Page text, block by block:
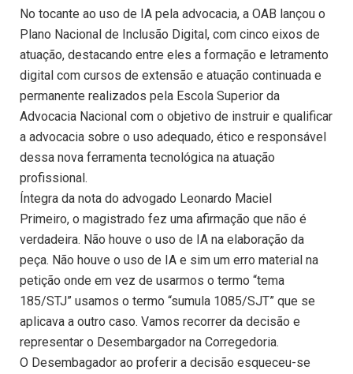
No tocante ao uso de IA pela advocacia, a OAB lançou o
Plano Nacional de Inclusão Digital, com cinco eixos de
atuação, destacando entre eles a formação e letramento
digital com cursos de extensão e atuação continuada e
permanente realizados pela Escola Superior da
Advocacia Nacional com o objetivo de instruir e qualificar
a advocacia sobre o uso adequado, ético e responsável
dessa nova ferramenta tecnológica na atuação
profissional.
Íntegra da nota do advogado Leonardo Maciel
Primeiro, o magistrado fez uma afirmação que não é
verdadeira. Não houve o uso de IA na elaboração da
peça. Não houve o uso de IA e sim um erro material na
petição onde em vez de usarmos o termo “tema
185/STJ” usamos o termo “sumula 1085/SJT” que se
aplicava a outro caso. Vamos recorrer da decisão e
representar o Desembargador na Corregedoria.
O Desembagador ao proferir a decisão esqueceu-se